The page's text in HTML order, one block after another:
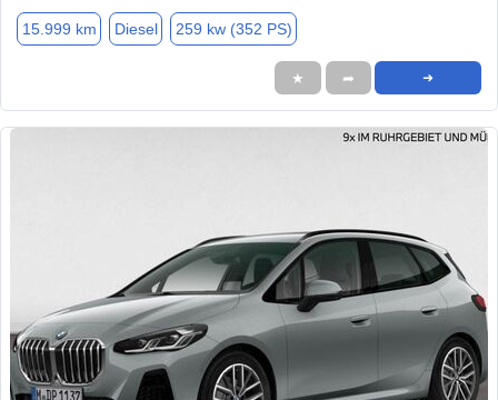
15.999 km Diesel 259 kw (352 PS)
★ ➦ ➜